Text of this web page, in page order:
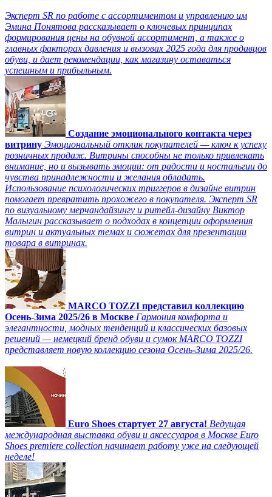
Эксперт SR по работе с ассортиментом и управлению им
Эмина Понятова рассказывает о ключевых принципах
формирования цены на обувной ассортимент, а также о
главных факторах давления и вызовах 2025 года для продавцов
обуви, и дает рекомендации, как магазину оставаться
успешным и прибыльным.
Создание эмоционального контакта через
витрину Эмоциональный отклик покупателей — ключ к успеху
розничных продаж. Витрины способны не только привлекать
внимание, но и вызывать эмоции: от радости и ностальгии до
чувства принадлежности и желания обладать.
Использование психологических триггеров в дизайне витрин
помогает превратить прохожего в покупателя. Эксперт SR
по визуальному мерчандайзингу и ритейл-дизайну Виктор
Малыгин рассказывает о подходах в концепции оформления
витрин и актуальных темах и сюжетах для презентации
товара в витринах.
MARCO TOZZI представил коллекцию
Осень-Зима 2025/26 в Москве Гармония комфорта и
элегантности, модных тенденций и классических базовых
решений — немецкий бренд обуви и сумок MARCO TOZZI
представляет новую коллекцию сезона Осень-Зима 2025/26.
Euro Shoes стартует 27 августа! Ведущая
международная выставка обуви и аксессуаров в Москве Euro
Shoes premiere collection начинает работу уже на следующей
неделе!